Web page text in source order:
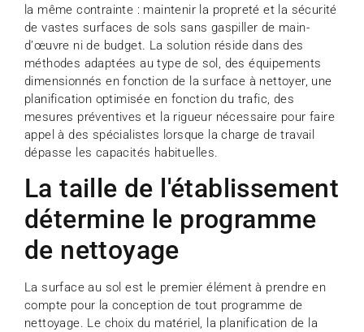
la même contrainte : maintenir la propreté et la sécurité
de vastes surfaces de sols sans gaspiller de main-
d’œuvre ni de budget. La solution réside dans des
méthodes adaptées au type de sol, des équipements
dimensionnés en fonction de la surface à nettoyer, une
planification optimisée en fonction du trafic, des
mesures préventives et la rigueur nécessaire pour faire
appel à des spécialistes lorsque la charge de travail
dépasse les capacités habituelles.
La taille de l'établissement
détermine le programme
de nettoyage
La surface au sol est le premier élément à prendre en
compte pour la conception de tout programme de
nettoyage. Le choix du matériel, la planification de la